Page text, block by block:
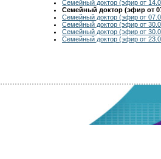
Семейный доктор (эфир от
Семейный доктор (эфир от
Семейный доктор (эфир от
Семейный доктор (эфир от
Семейный доктор (эфир от
Семейный доктор (эфир от